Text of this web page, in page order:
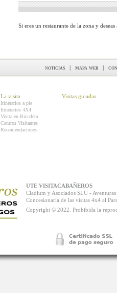
Si eres un restaurante de la zona y
noticias | mapa web |
La visita
Itinerarios a pie
Itinerarios 4X4
Visita en Bicicleta
Centros Visitantes
Recomendaciones
Visitas guiadas
UTE VISITACABAÑEROS
Cladium y Asociados SLU -
Concesionaria de las visitas 4x4 al
Copyright © 2022. Prohibida la